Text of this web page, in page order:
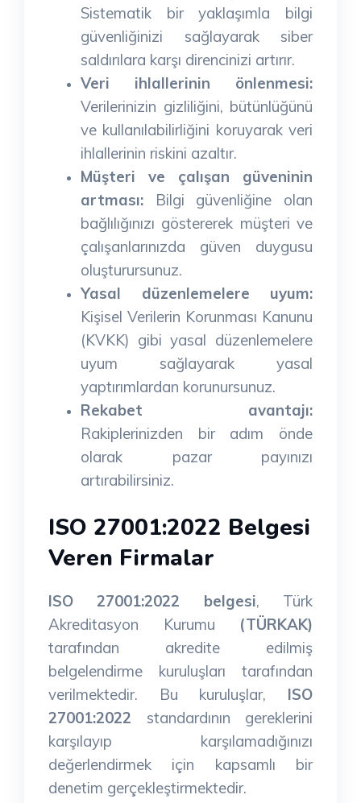
Sistematik bir yaklaşımla bilgi
güvenliğinizi sağlayarak siber
saldırılara karşı direncinizi artırır.
Veri ihlallerinin önlenmesi:
Verilerinizin gizliliğini, bütünlüğünü
ve kullanılabilirliğini koruyarak veri
ihlallerinin riskini azaltır.
Müşteri ve çalışan güveninin
artması: Bilgi güvenliğine olan
bağlılığınızı göstererek müşteri ve
çalışanlarınızda güven duygusu
oluşturursunuz.
Yasal düzenlemelere uyum:
Kişisel Verilerin Korunması Kanunu
(KVKK) gibi yasal düzenlemelere
uyum sağlayarak yasal
yaptırımlardan korunursunuz.
Rekabet avantajı:
Rakiplerinizden bir adım önde
olarak pazar payınızı
artırabilirsiniz.
ISO 27001:2022 Belgesi
Veren Firmalar
ISO 27001:2022 belgesi, Türk
Akreditasyon Kurumu (TÜRKAK)
tarafından akredite edilmiş
belgelendirme kuruluşları tarafından
verilmektedir. Bu kuruluşlar, ISO
27001:2022 standardının gereklerini
karşılayıp karşılamadığınızı
değerlendirmek için kapsamlı bir
denetim gerçekleştirmektedir.